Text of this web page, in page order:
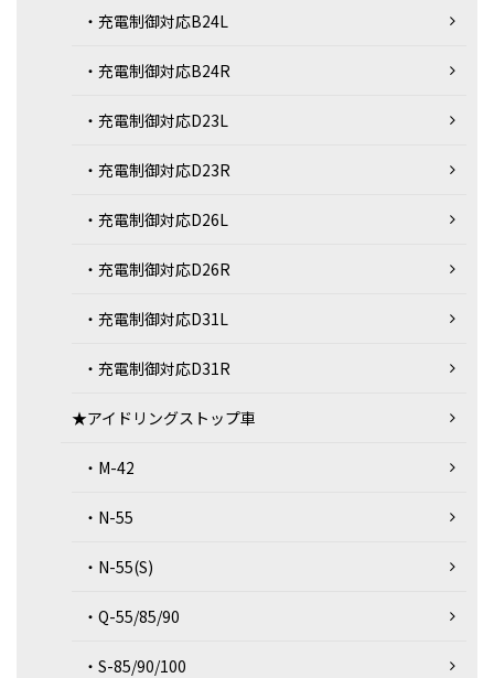
・充電制御対応B24L
・充電制御対応B24R
・充電制御対応D23L
・充電制御対応D23R
・充電制御対応D26L
・充電制御対応D26R
・充電制御対応D31L
・充電制御対応D31R
★アイドリングストップ車
・M-42
・N-55
・N-55(S)
・Q-55/85/90
・S-85/90/100